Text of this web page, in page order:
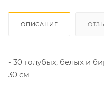
ОПИСАНИЕ
- 30 голубых, белых и
30 см